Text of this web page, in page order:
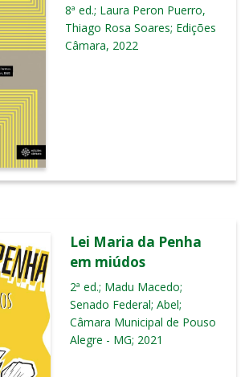
8ª ed.; Laura Peron Puerro,
Thiago Rosa Soares; Edições
Câmara, 2022
Lei Maria da Penha
em miúdos
2ª ed.; Madu Macedo;
Senado Federal; Abel;
Câmara Municipal de Pouso
Alegre - MG; 2021